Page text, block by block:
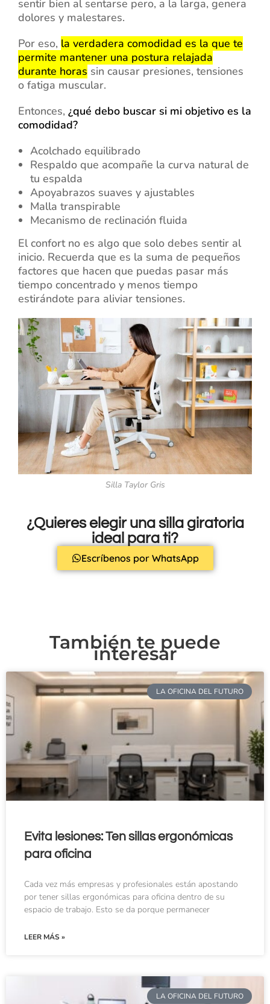
sentir bien al sentarse pero, a la larga, genera
dolores y malestares.
Por eso, la verdadera comodidad es la que te
permite mantener una postura relajada
durante horas sin causar presiones, tensiones
o fatiga muscular.
Entonces, ¿qué debo buscar si mi objetivo es la
comodidad?
Acolchado equilibrado
Respaldo que acompañe la curva natural de
tu espalda
Apoyabrazos suaves y ajustables
Malla transpirable
Mecanismo de reclinación fluida
El confort no es algo que solo debes sentir al
inicio. Recuerda que es la suma de pequeños
factores que hacen que puedas pasar más
tiempo concentrado y menos tiempo
estirándote para aliviar tensiones.
Silla Taylor Gris
¿Quieres elegir una silla giratoria
ideal para ti?
Escríbenos por WhatsApp
También te puede
interesar
LA OFICINA DEL FUTURO
Evita lesiones: Ten sillas ergonómicas
para oficina
Cada vez más empresas y profesionales están apostando
por tener sillas ergonómicas para oficina dentro de su
espacio de trabajo. Esto se da porque permanecer
LEER MÁS »
LA OFICINA DEL FUTURO